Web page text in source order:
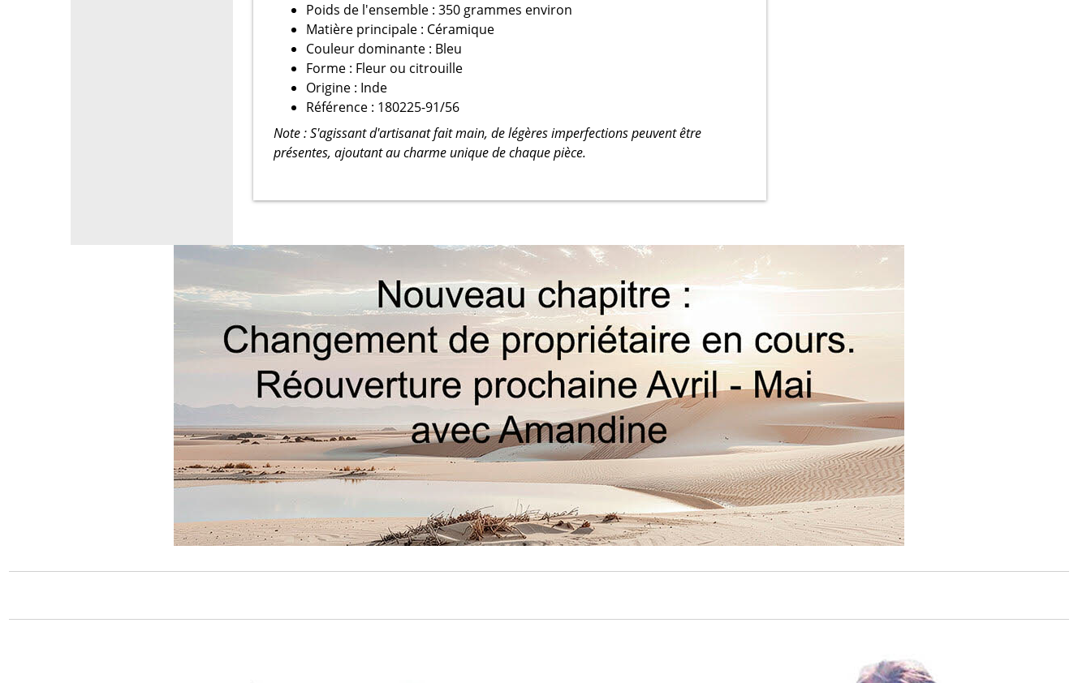
Poids de l'ensemble : 350 grammes environ
Matière principale : Céramique
Couleur dominante : Bleu
Forme : Fleur ou citrouille
Origine : Inde
Référence : 180225-91/56
Note : S'agissant d'artisanat fait main, de légères imperfections peuvent être
présentes, ajoutant au charme unique de chaque pièce.